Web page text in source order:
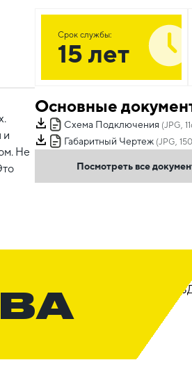
и
Не
Срок службы:
15 лет
Основные
Схема Подключения (JPG,
Габаритный Чертеж (JPG,
Посмотреть все